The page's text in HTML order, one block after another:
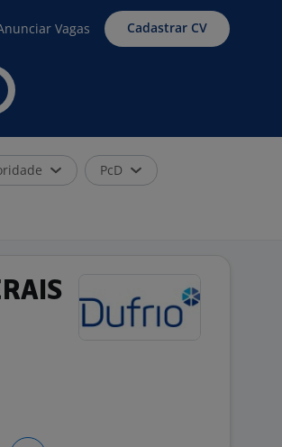
Vagas Cadastrar CV
PcD